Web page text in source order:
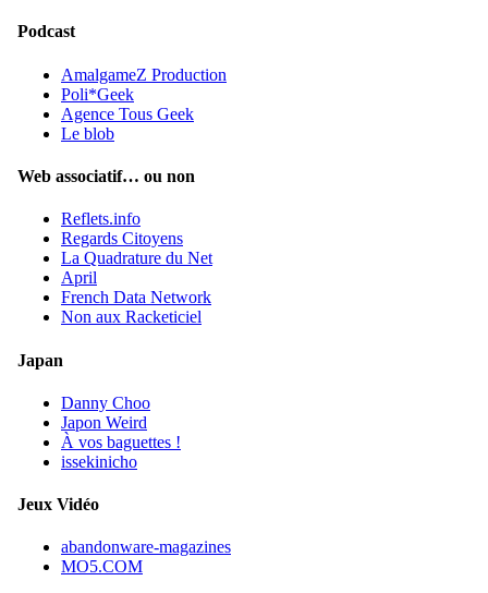
Podcast
AmalgameZ Production
Poli*Geek
Agence Tous Geek
Le blob
Web associatif… ou non
Reflets.info
Regards Citoyens
La Quadrature du Net
April
French Data Network
Non aux Racketiciel
Japan
Danny Choo
Japon Weird
À vos baguettes !
issekinicho
Jeux Vidéo
abandonware-magazines
MO5.COM